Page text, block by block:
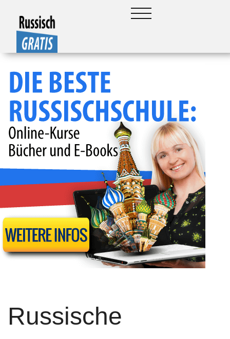
Russische